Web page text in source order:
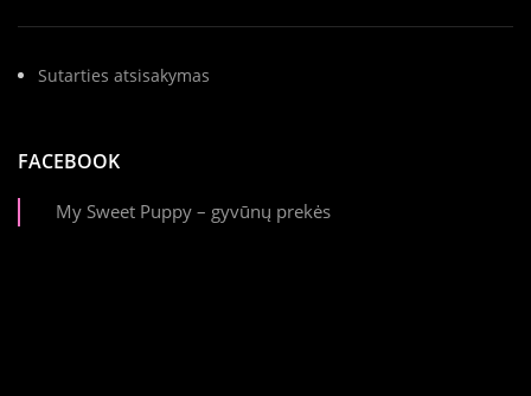
Sutarties atsisakymas
FACEBOOK
My Sweet Puppy – gyvūnų prekės